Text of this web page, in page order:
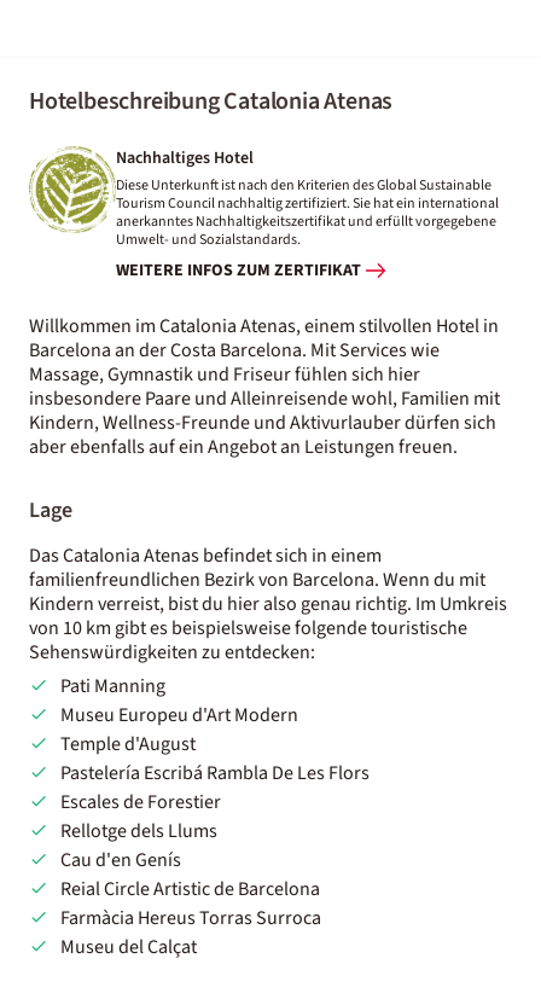
Hotelbeschreibung Catalonia Atenas
Nachhaltiges Hotel
Diese Unterkunft ist nach den Kriterien des Global Sustainable
Tourism Council nachhaltig zertifiziert. Sie hat ein international
anerkanntes Nachhaltigkeitszertifikat und erfüllt vorgegebene
Umwelt- und Sozialstandards.
WEITERE INFOS ZUM ZERTIFIKAT
Willkommen im Catalonia Atenas, einem stilvollen Hotel in
Barcelona an der Costa Barcelona. Mit Services wie
Massage, Gymnastik und Friseur fühlen sich hier
insbesondere Paare und Alleinreisende wohl, Familien mit
Kindern, Wellness-Freunde und Aktivurlauber dürfen sich
aber ebenfalls auf ein Angebot an Leistungen freuen.
Lage
Das Catalonia Atenas befindet sich in einem
familienfreundlichen Bezirk von Barcelona. Wenn du mit
Kindern verreist, bist du hier also genau richtig. Im Umkreis
von 10 km gibt es beispielsweise folgende touristische
Sehenswürdigkeiten zu entdecken:
Pati Manning
Museu Europeu d'Art Modern
Temple d'August
Pastelería Escribá Rambla De Les Flors
Escales de Forestier
Rellotge dels Llums
Cau d'en Genís
Reial Circle Artistic de Barcelona
Farmàcia Hereus Torras Surroca
Museu del Calçat